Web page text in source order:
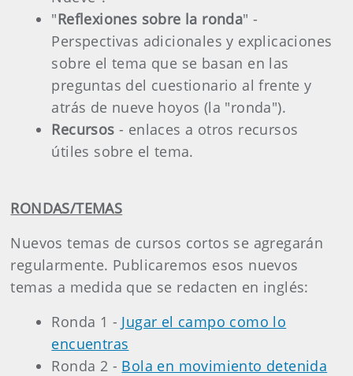
"Reflexiones sobre la ronda" -
Perspectivas adicionales y explicaciones
sobre el tema que se basan en las
preguntas del cuestionario al frente y
atrás de nueve hoyos (la "ronda").
Recursos- enlaces a otros recursos
útiles sobre el tema.
RONDAS/TEMAS
Nuevos temas de cursos cortos se agregarán
regularmente. Publicaremos esos nuevos
temas a medida que se redacten en inglés:
Ronda 1 - Jugar el campo como lo
encuentras
Ronda 2 - Bola en movimiento detenida